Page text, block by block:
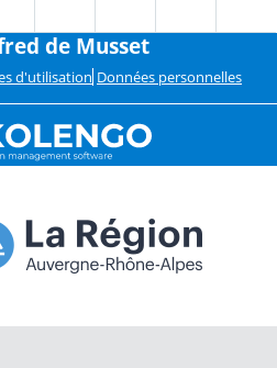
de Musset
d'utilisation Données personnelles